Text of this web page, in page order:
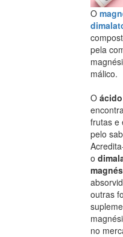
O
pela
málico.
O
frutas e
pelo
o
outras
no